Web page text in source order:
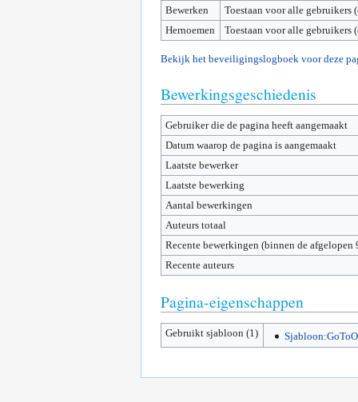
Bewerken
Toestaan voor alle gebruikers
Hernoemen
Toestaan voor alle gebruikers
Bekijk het beveiligingslogboek voor deze
Bewerkingsgeschiedenis
Gebruiker die de pagina heeft aangemaakt
Datum waarop de pagina is aangemaakt
Laatste bewerker
Laatste bewerking
Aantal bewerkingen
Auteurs totaal
Recente bewerkingen (binnen de afgelopen
Recente auteurs
Pagina-eigenschappen
Gebruikt sjabloon (1)